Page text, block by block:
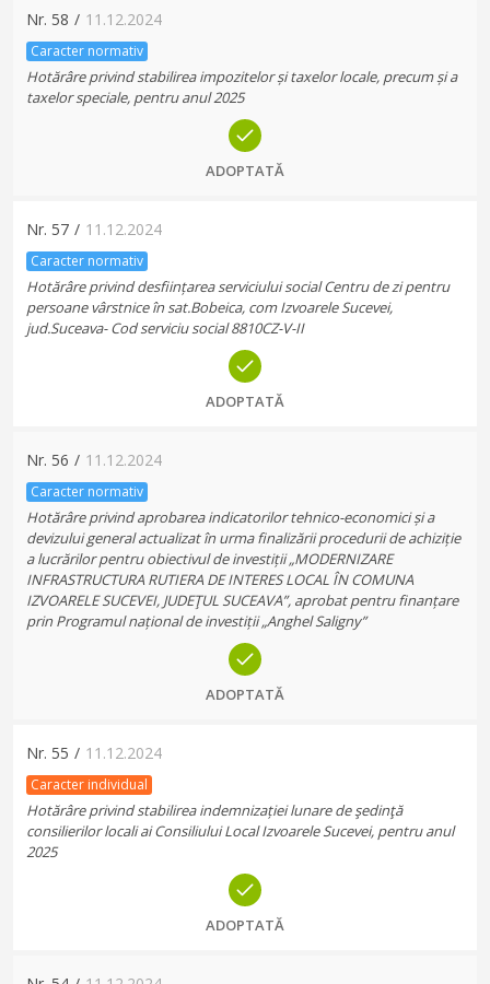
Nr. 58 / 11.12.2024
Caracter normativ
Hotărâre privind stabilirea impozitelor și taxelor locale, precum și a
taxelor speciale, pentru anul 2025
ADOPTATĂ
Nr. 57 / 11.12.2024
Caracter normativ
Hotărâre privind desființarea serviciului social Centru de zi pentru
persoane vârstnice în sat.Bobeica, com Izvoarele Sucevei,
jud.Suceava- Cod serviciu social 8810CZ-V-II
ADOPTATĂ
Nr. 56 / 11.12.2024
Caracter normativ
Hotărâre privind aprobarea indicatorilor tehnico-economici și a
devizului general actualizat în urma finalizării procedurii de achiziție
a lucrărilor pentru obiectivul de investiții „MODERNIZARE
INFRASTRUCTURA RUTIERA DE INTERES LOCAL ÎN COMUNA
IZVOARELE SUCEVEI, JUDEŢUL SUCEAVA”, aprobat pentru finanțare
prin Programul național de investiții „Anghel Saligny”
ADOPTATĂ
Nr. 55 / 11.12.2024
Caracter individual
Hotărâre privind stabilirea indemnizației lunare de şedinţă
consilierilor locali ai Consiliului Local Izvoarele Sucevei, pentru anul
2025
ADOPTATĂ